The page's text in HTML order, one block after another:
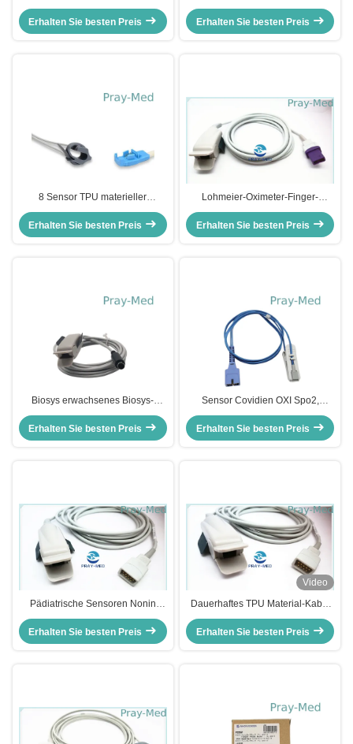
Kinderfingerclip SpO2 Sensor
512H-30-79062
Erhalten Sie besten Preis
Finger befestigen Spo2
Verbindungsstück des Sensors 7
Stift
Erhalten Sie besten Preis
8 Sensor TPU materieller
Comaptible des Pin-Finger-Klipp-
Spo2 Datex Ohmeda OXY-W-UN
Erhalten Sie besten Preis
Lohmeier-Oximeter-Finger-
Sensor, 3m TPU Sensor des
Kabel-Finger-Klipp-Spo2
Erhalten Sie besten Preis
Biosys erwachsenes Biosys-
Verbindungsstück Stift der Runde
6 des Finger-Clip-SpO2 des
Sensor-BPM-300 TPU 3m/10 ft
Erhalten Sie besten Preis
Sensor Covidien OXI Spo2,
wiederverwendbares -Tierarzt-
Ohr-Clip
Erhalten Sie besten Preis
Pädiatrische Sensoren Nonin
Spo2, DB 9 Pin-Verbindungsstück
Nonin-Pulsoximeter-Sensor
Erhalten Sie besten Preis
Video
Dauerhaftes TPU Material-Kabel
der Datascope-Finger-Klipp-
Pulsoximeter-Sonden-
Erhalten Sie besten Preis